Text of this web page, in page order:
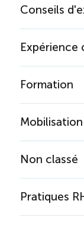
Conseils
Expérience
Formation
Mobilisation
Non classé
Pratiques